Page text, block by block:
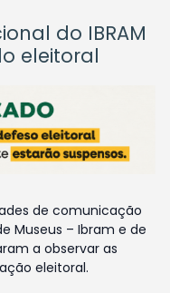
do IBRAM
eleitoral
de comunicação
Museus – Ibram e de
a observar as
eleitoral.